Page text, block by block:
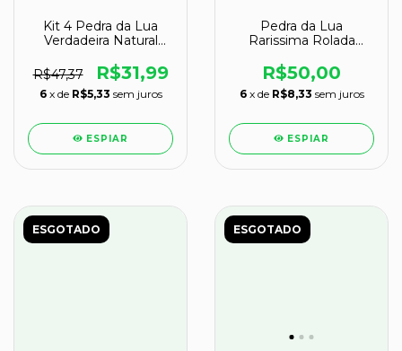
Kit 4 Pedra da Lua
Verdadeira Natural
R$47,37
R$31,99
6 x de R$5,33 sem juros
ESPIAR
Pedra da Lua
Rarissima Rolada
Cod 123926
R$50,00
6 x de R$8,33 sem juros
ESPIAR
ESGOTADO ESGOTADO